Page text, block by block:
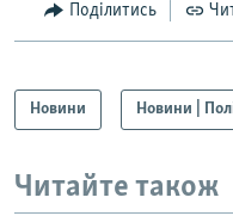
Поділитись
Новини Новини |
Читайте також